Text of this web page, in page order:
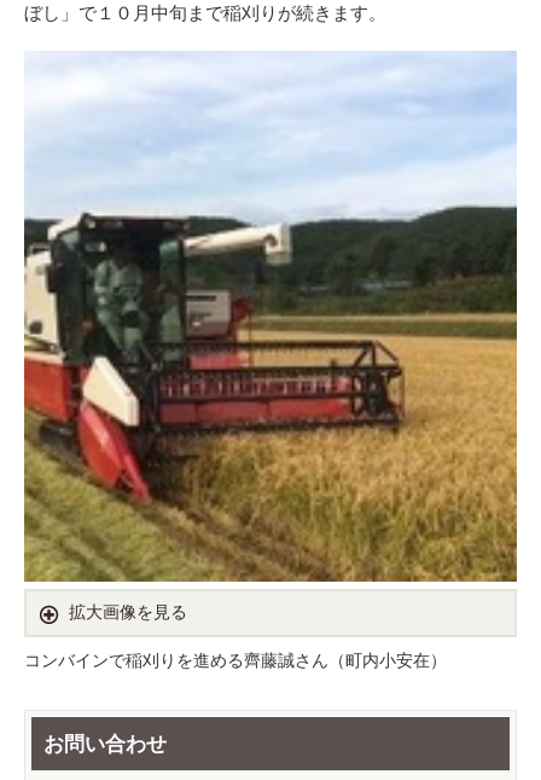
ぼし」で１０月中旬まで稲刈りが続きます。
拡大画像を見る
コンバインで稲刈りを進める齊藤誠さん（町内小安在）
お問い合わせ